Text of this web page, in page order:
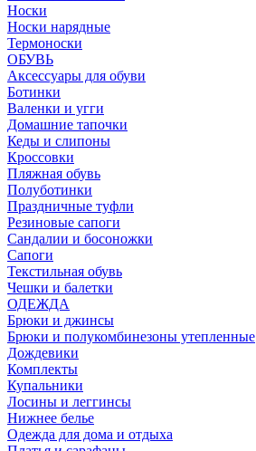
Носки
Носки нарядные
Термоноски
ОБУВЬ
Аксессуары для обуви
Ботинки
Валенки и угги
Домашние тапочки
Кеды и слипоны
Кроссовки
Пляжная обувь
Полуботинки
Праздничные туфли
Резиновые сапоги
Сандалии и босоножки
Сапоги
Текстильная обувь
Чешки и балетки
ОДЕЖДА
Брюки и джинсы
Брюки и полукомбинезоны утепленные
Дождевики
Комплекты
Купальники
Лосины и леггинсы
Нижнее белье
Одежда для дома и отдыха